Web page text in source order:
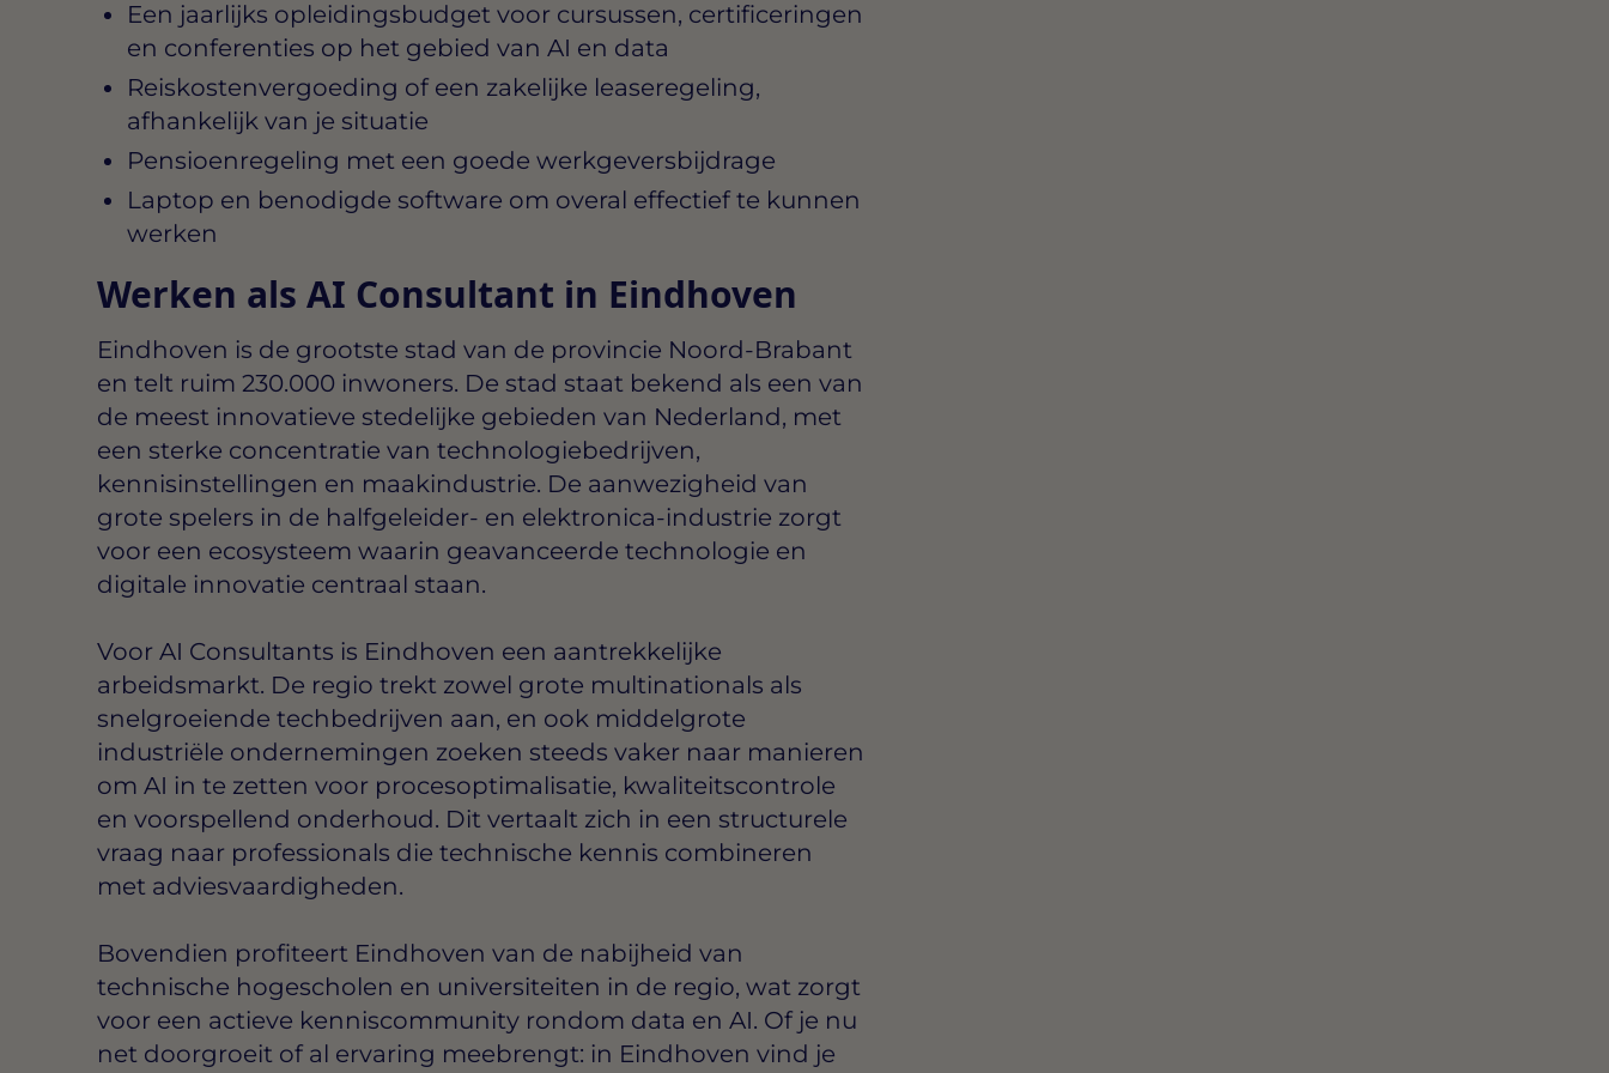
Een jaarlijks opleidingsbudget voor cursussen, certificeringen
en conferenties op het gebied van AI en data
Reiskostenvergoeding of een zakelijke leaseregeling,
afhankelijk van je situatie
Pensioenregeling met een goede werkgeversbijdrage
Laptop en benodigde software om overal effectief te kunnen
werken
Werken als AI Consultant in Eindhoven
Eindhoven is de grootste stad van de provincie Noord-Brabant
en telt ruim 230.000 inwoners. De stad staat bekend als een van
de meest innovatieve stedelijke gebieden van Nederland, met
een sterke concentratie van technologiebedrijven,
kennisinstellingen en maakindustrie. De aanwezigheid van
grote spelers in de halfgeleider- en elektronica-industrie zorgt
voor een ecosysteem waarin geavanceerde technologie en
digitale innovatie centraal staan.
Voor AI Consultants is Eindhoven een aantrekkelijke
arbeidsmarkt. De regio trekt zowel grote multinationals als
snelgroeiende techbedrijven aan, en ook middelgrote
industriële ondernemingen zoeken steeds vaker naar manieren
om AI in te zetten voor procesoptimalisatie, kwaliteitscontrole
en voorspellend onderhoud. Dit vertaalt zich in een structurele
vraag naar professionals die technische kennis combineren
met adviesvaardigheden.
Bovendien profiteert Eindhoven van de nabijheid van
technische hogescholen en universiteiten in de regio, wat zorgt
voor een actieve kenniscommunity rondom data en AI. Of je nu
net doorgroeit of al ervaring meebrengt: in Eindhoven vind je